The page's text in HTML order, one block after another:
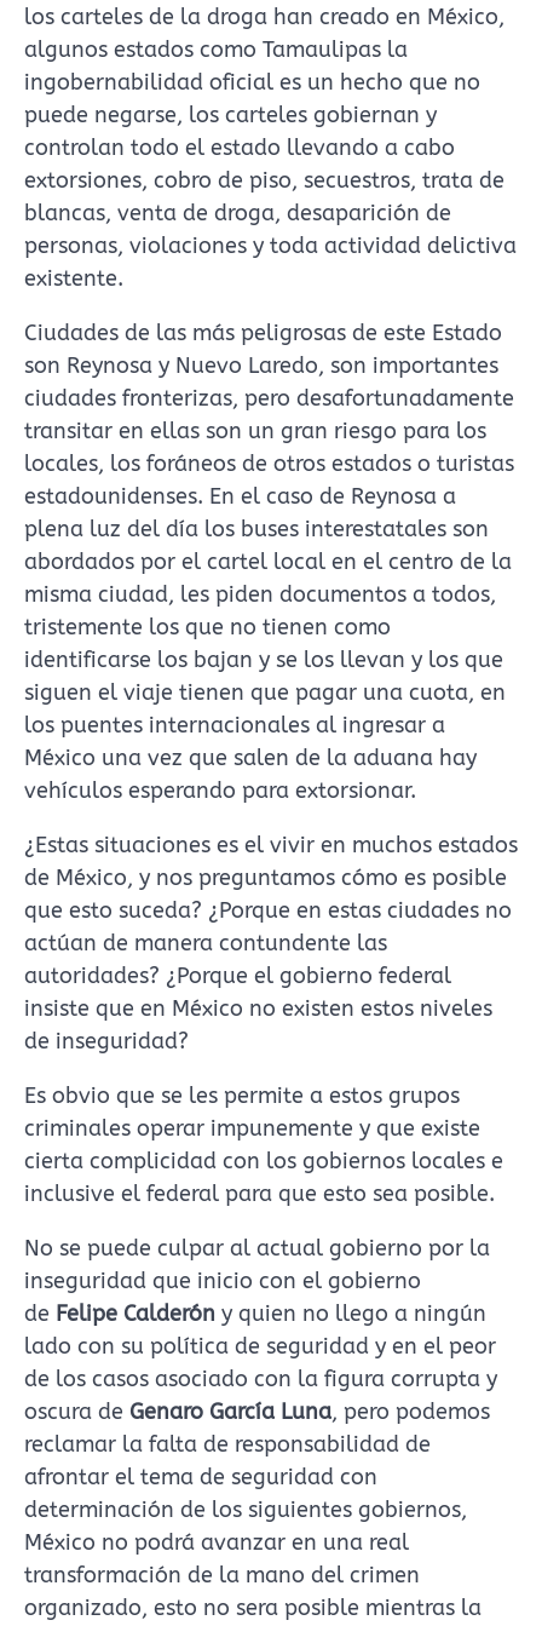
los carteles de la droga han creado en México,
algunos estados como Tamaulipas la
ingobernabilidad oficial es un hecho que no
puede negarse, los carteles gobiernan y
controlan todo el estado llevando a cabo
extorsiones, cobro de piso, secuestros, trata de
blancas, venta de droga, desaparición de
personas, violaciones y toda actividad delictiva
existente.
Ciudades de las más peligrosas de este Estado
son Reynosa y Nuevo Laredo, son importantes
ciudades fronterizas, pero desafortunadamente
transitar en ellas son un gran riesgo para los
locales, los foráneos de otros estados o turistas
estadounidenses. En el caso de Reynosa a
plena luz del día los buses interestatales son
abordados por el cartel local en el centro de la
misma ciudad, les piden documentos a todos,
tristemente los que no tienen como
identificarse los bajan y se los llevan y los que
siguen el viaje tienen que pagar una cuota, en
los puentes internacionales al ingresar a
México una vez que salen de la aduana hay
vehículos esperando para extorsionar.
¿Estas situaciones es el vivir en muchos estados
de México, y nos preguntamos cómo es posible
que esto suceda? ¿Porque en estas ciudades no
actúan de manera contundente las
autoridades? ¿Porque el gobierno federal
insiste que en México no existen estos niveles
de inseguridad?
Es obvio que se les permite a estos grupos
criminales operar impunemente y que existe
cierta complicidad con los gobiernos locales e
inclusive el federal para que esto sea posible.
No se puede culpar al actual gobierno por la
inseguridad que inicio con el gobierno
de Felipe Calderón y quien no llego a ningún
lado con su política de seguridad y en el peor
de los casos asociado con la figura corrupta y
oscura de Genaro García Luna, pero podemos
reclamar la falta de responsabilidad de
afrontar el tema de seguridad con
determinación de los siguientes gobiernos,
México no podrá avanzar en una real
transformación de la mano del crimen
organizado, esto no sera posible mientras la